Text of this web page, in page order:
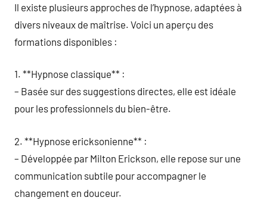
Il existe plusieurs approches de l’hypnose, adaptées à
divers niveaux de maîtrise. Voici un aperçu des
formations disponibles :
1. **Hypnose classique** :
– Basée sur des suggestions directes, elle est idéale
pour les professionnels du bien-être.
2. **Hypnose ericksonienne** :
– Développée par Milton Erickson, elle repose sur une
communication subtile pour accompagner le
changement en douceur.